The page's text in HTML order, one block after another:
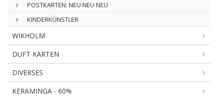
POSTKARTEN: NEU NEU NEU
KINDERKÜNSTLER
WIKHOLM
DUFT KARTEN
DIVERSES
KERAMINGA - 60%